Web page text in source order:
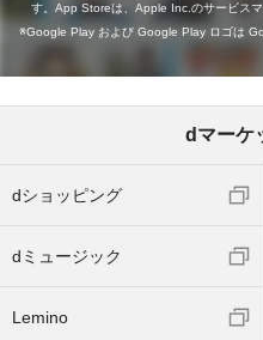
す。App Storeは、Apple Inc.のサービスマ
Google Play および Google Play ロゴは
dマーケ
dショッピング
dミュージック
Lemino